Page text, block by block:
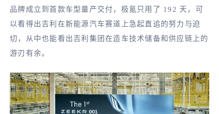
品牌成立到首款车型量产交付，极氪只用了 192 天，可
以看得出吉利在新能源汽车赛道上急起直追的努力与迫
切，从中也能看出吉利集团在造车技术储备和供应链上的
游刃有余。